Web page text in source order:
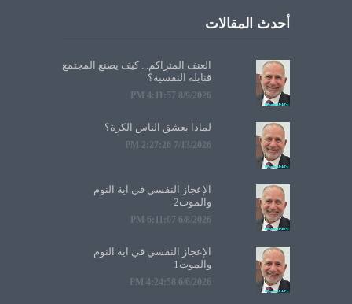
أحدث المقالات
العنف المتراكم... كيف يصنع المجتمع
قنابله النفسية؟
8/9/2026 4:11:57 PM
لماذا يعشق الناس الكرة؟
7/13/2026 2:27:26 PM
الإعجاز النفسي في آية النوم
والموت2
6/8/2026 6:11:07 PM
الإعجاز النفسي في آية النوم
والموت1
6/6/2026 4:24:58 PM